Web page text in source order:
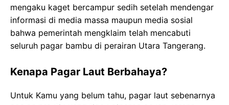
mengaku kaget bercampur sedih setelah mendengar
informasi di media massa maupun media sosial
bahwa pemerintah mengklaim telah mencabuti
seluruh pagar bambu di perairan Utara Tangerang.
Kenapa Pagar Laut Berbahaya?
Untuk Kamu yang belum tahu, pagar laut sebenarnya